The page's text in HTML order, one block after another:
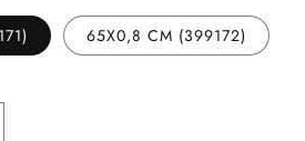
65X0,8 CM (399172)